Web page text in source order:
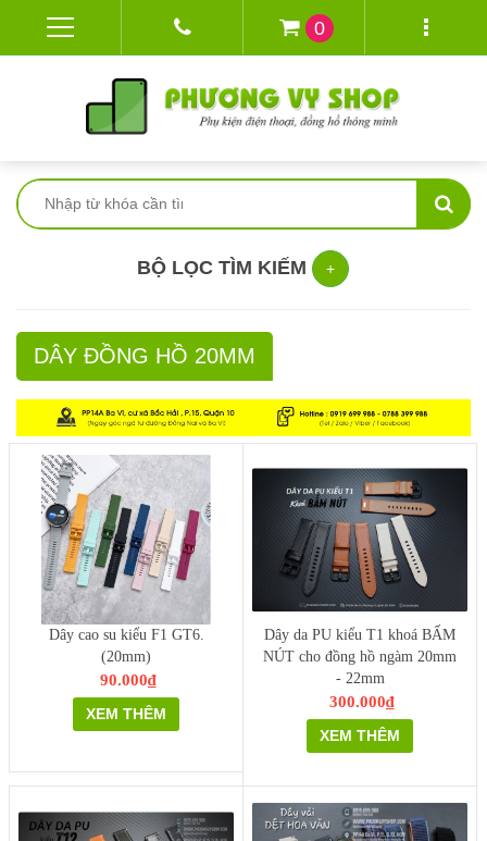
0
BỘ LỌC TÌM KIẾM +
DÂY ĐỒNG HỒ 20MM
Dây cao su kiểu F1 GT6.
(20mm)
90.000₫
XEM THÊM
Dây da PU kiểu T1 khoá BẤM
NÚT cho đồng hồ ngàm 20mm
- 22mm
300.000₫
XEM THÊM